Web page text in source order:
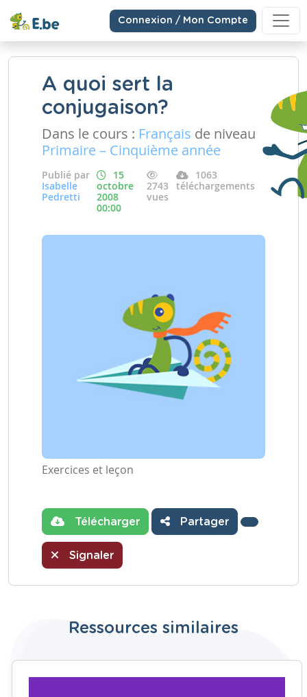
Connexion / Mon Compte
A quoi sert la
conjugaison?
Dans le cours : Français de niveau
Primaire – Cinquième année
Publié par
Isabelle
Pedretti
15
octobre
2008
00:00
2743
vues
1063
téléchargements
Exercices et leçon
Télécharger Partager
Signaler
Ressources similaires